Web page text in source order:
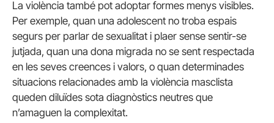
La violència també pot adoptar formes menys visibles.
Per exemple, quan una adolescent no troba espais
segurs per parlar de sexualitat i plaer sense sentir-se
jutjada, quan una dona migrada no se sent respectada
en les seves creences i valors, o quan determinades
situacions relacionades amb la violència masclista
queden diluïdes sota diagnòstics neutres que
n’amaguen la complexitat.